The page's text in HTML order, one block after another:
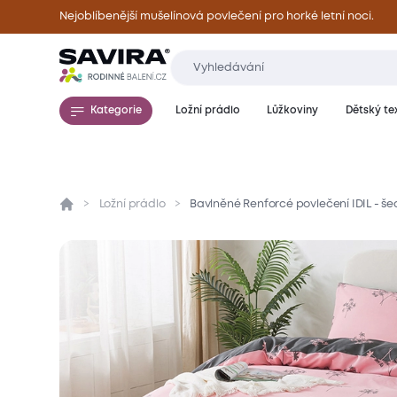
Nejoblíbenější mušelínová povlečení pro horké letní noci.
Kategorie Ložní prádlo Lůžkoviny Dětský
Přehled Parametry Popis produktu
Ložní prádlo Bavlněné Renforcé povlečení IDIL -